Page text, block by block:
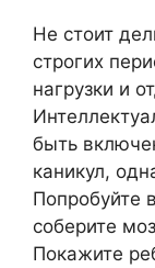
Не стоит
строгих
нагрузки и
быть
каникул,
Попробуйте
соберите
Покажите